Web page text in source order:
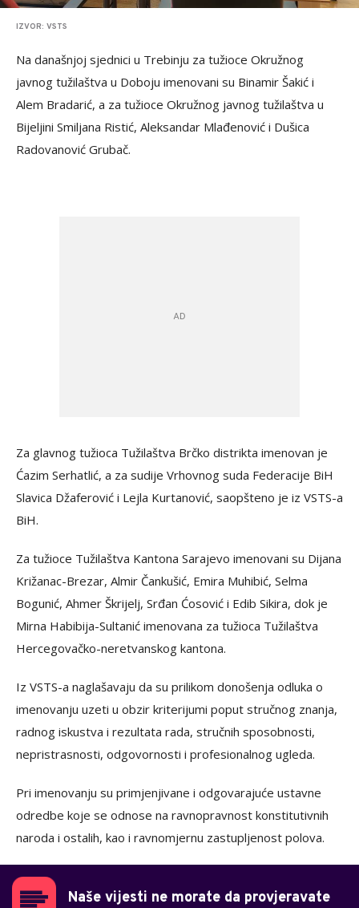
IZVOR: VSTS
Na današnjoj sjednici u Trebinju za tužioce Okružnog
javnog tužilaštva u Doboju imenovani su Binamir Šakić i
Alem Bradarić, a za tužioce Okružnog javnog tužilaštva u
Bijeljini Smiljana Ristić, Aleksandar Mlađenović i Dušica
Radovanović Grubač.
Za glavnog tužioca Tužilaštva Brčko distrikta imenovan je
Ćazim Serhatlić, a za sudije Vrhovnog suda Federacije BiH
Slavica Džaferović i Lejla Kurtanović, saopšteno je iz VSTS-a
BiH.
Za tužioce Tužilaštva Kantona Sarajevo imenovani su Dijana
Križanac-Brezar, Almir Čankušić, Emira Muhibić, Selma
Bogunić, Ahmer Škrijelj, Srđan Ćosović i Edib Sikira, dok je
Mirna Habibija-Sultanić imenovana za tužioca Tužilaštva
Hercegovačko-neretvanskog kantona.
Iz VSTS-a naglašavaju da su prilikom donošenja odluka o
imenovanju uzeti u obzir kriterijumi poput stručnog znanja,
radnog iskustva i rezultata rada, stručnih sposobnosti,
nepristrasnosti, odgovornosti i profesionalnog ugleda.
Pri imenovanju su primjenjivane i odgovarajuće ustavne
odredbe koje se odnose na ravnopravnost konstitutivnih
naroda i ostalih, kao i ravnomjernu zastupljenost polova.
Naše vijesti ne morate da provjeravate